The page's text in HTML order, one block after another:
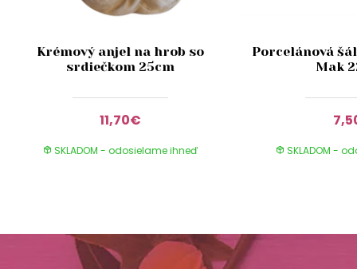
Krémový anjel na hrob so
srdiečkom 25cm
11,70€
SKLADOM - odosielame ihneď
Porcelánová
Mak
SKLADOM -